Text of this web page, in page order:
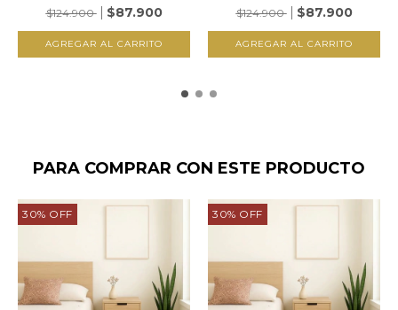
$124.900
$87.900
$124.900
$87.900
PARA COMPRAR CON ESTE PRODUCTO
30% OFF 30% OFF